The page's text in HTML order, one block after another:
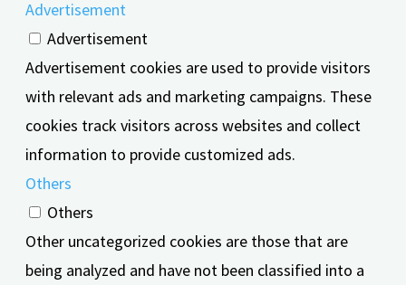
Advertisement
Advertisement
Advertisement cookies are used to provide visitors
with relevant ads and marketing campaigns. These
cookies track visitors across websites and collect
information to provide customized ads.
Others
Others
Other uncategorized cookies are those that are
being analyzed and have not been classified into a